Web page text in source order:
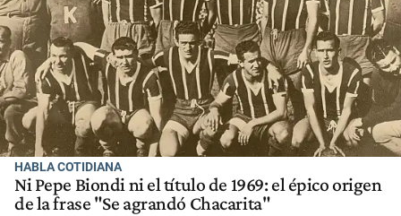
HABLA COTIDIANA
Ni Pepe Biondi ni el título de 1969: el épico origen
de la frase "Se agrandó Chacarita"